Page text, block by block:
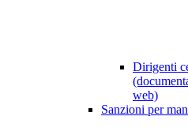
Dirigenti
web)
Sanzioni per